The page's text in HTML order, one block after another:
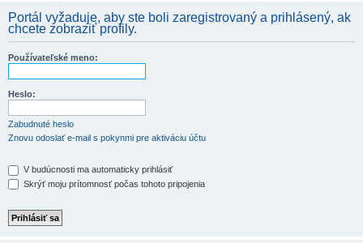
d
Portál vyžaduje, aby ste boli zaregistrovaný a prihlásený, ak
chcete zobraziť profily.
Používateľské meno:
Heslo:
Zabudnuté heslo
Znovu odoslať e-mail s pokynmi pre aktiváciu účtu
V budúcnosti ma automaticky prihlásiť
Skrýť moju prítomnosť počas tohoto pripojenia